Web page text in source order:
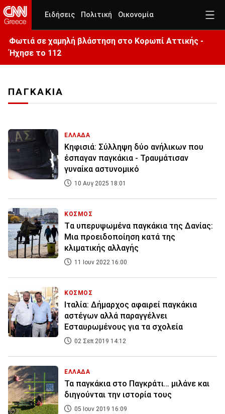
Ειδήσεις Πολιτική Οικονομία
Φωτιά σε χαμηλή βλάστηση στο Κορωπί Αττικής -
Ήχησε το 112
ΠΑΓΚΑΚΙΑ
ΕΛΛΑΔΑ
Κηφισιά: Σύλληψη δύο ανήλικων που
έσπαγαν παγκάκια - Τραυμάτισαν
γυναίκα αστυνομικό
10 Αυγ 2025 18:01
ΚΟΣΜΟΣ
Tα υπερυψωμένα παγκάκια της Δανίας:
Μια προειδοποίηση κατά της
κλιματικής αλλαγής
11 Ιουν 2022 16:00
ΚΟΣΜΟΣ
Ιταλία: Δήμαρχος αφαιρεί παγκάκια
αστέγων αλλά παραγγέλνει
Εσταυρωμένους για τα σχολεία
02 Σεπ 2019 14:12
ΕΛΛΑΔΑ
Τα παγκάκια στο Παγκράτι… μιλάνε και
διηγούνται την ιστορία τους
05 Ιουν 2019 16:09